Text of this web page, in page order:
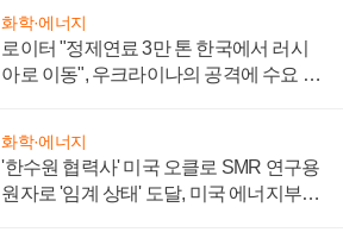
화학·에너지
로이터 "정제연료 3만 톤 한국에서 러시
아로 이동", 우크라이나의 공격에 수요 늘
화학·에너지
'한수원 협력사' 미국 오클로 SMR 연구용
원자로 '임계 상태' 도달, 미국 에너지부